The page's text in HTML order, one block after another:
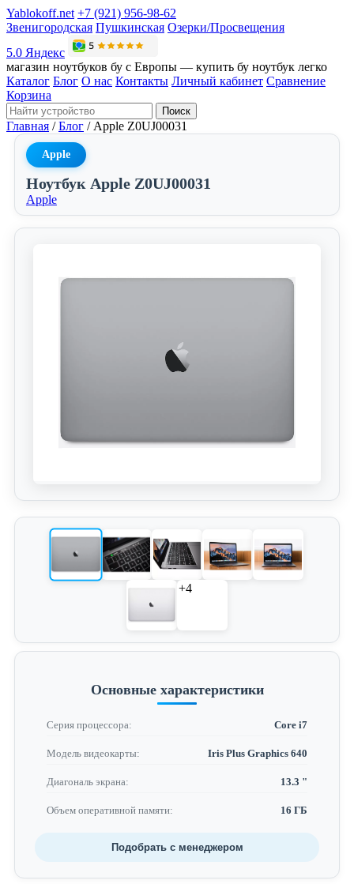
Yablokoff.net +7 (921) 956-98-62
Звенигородская Пушкинская Озерки/Просвещения
5.0 Яндекс
магазин ноутбуков бу с Европы — купить бу ноутбук легко
Каталог Блог О нас Контакты Личный кабинет Сравнение
Корзина
Поиск
Главная / Блог / Apple Z0UJ00031
Apple
Ноутбук Apple Z0UJ00031
Apple
+4
Основные характеристики
Серия процессора: Core i7
Модель видеокарты: Iris Plus Graphics 640
Диагональ экрана: 13.3 "
Объем оперативной памяти: 16 ГБ
Подобрать с менеджером